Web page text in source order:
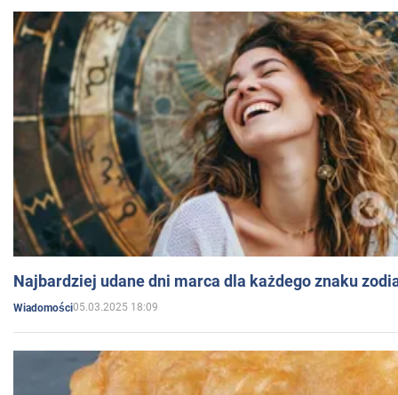
Najbardziej udane dni marca dla każdego znaku
Wiadomości05.03.2025 18:09